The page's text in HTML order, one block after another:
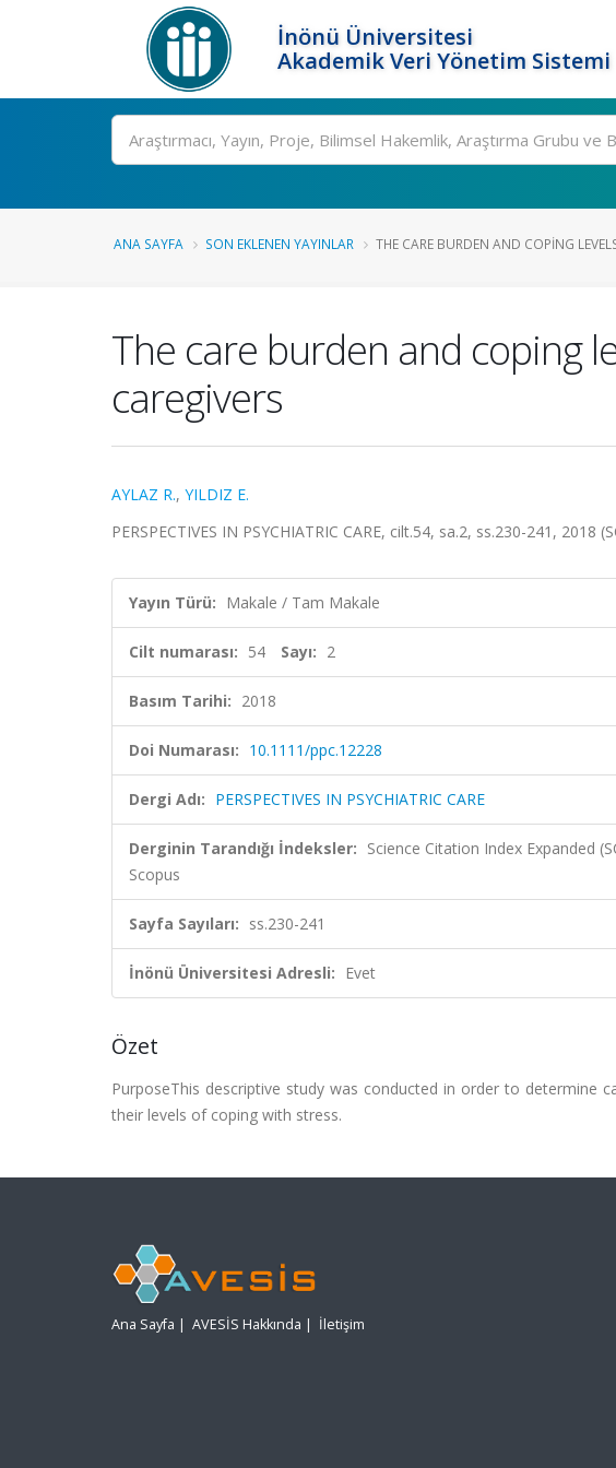
İnönü Üniversitesi
Akademik Veri Yönetim Sistemi
Ara
ANA SAYFA SON EKLENEN YAYINLAR THE CARE BURDEN AND COPING
The care burden and coping
caregivers
AYLAZ R., YILDIZ E.
PERSPECTIVES IN PSYCHIATRIC CARE, cilt.54, sa.2, ss.230-241, 2018
Yayın Türü: Makale / Tam Makale
Cilt numarası: 54 Sayı: 2
Basım Tarihi: 2018
Doi Numarası: 10.1111/ppc.12228
Dergi Adı: PERSPECTIVES IN PSYCHIATRIC CARE
Derginin Tarandığı İndeksler: Science Citation Index Expanded
Scopus
Sayfa Sayıları: ss.230-241
İnönü Üniversitesi Adresli: Evet
Özet
PurposeThis descriptive study was conducted in order to determine
their levels of coping with stress.
Ana Sayfa | AVESİS Hakkında | İletişim